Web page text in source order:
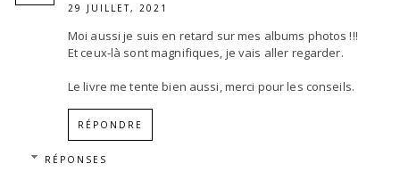
29 JUILLET, 2021
Moi aussi je suis en retard sur mes albums photos !!!
Et ceux-là sont magnifiques, je vais aller regarder.
Le livre me tente bien aussi, merci pour les conseils.
RÉPONDRE
RÉPONSES